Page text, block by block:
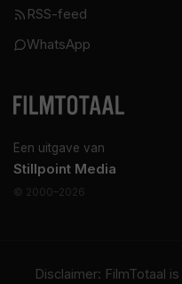
Een uitgave van
Stillpoint Media
© 2000–2026
RSS-feed
WhatsApp
Disclaimer: FilmTotaal